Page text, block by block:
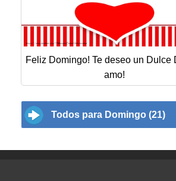
Feliz Domingo! Te deseo un Dulce
amo!
Todos para Domingo (21)